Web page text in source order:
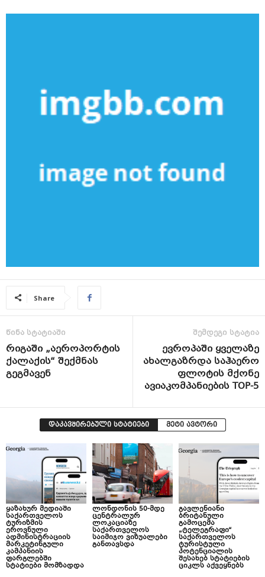
Share
წინა სტატიაში
რიგაში „აეროპორტის
ქალაქის“ შექმნას
გეგმავენ
შემდეგი სტატია
ევროპაში ყველაზე
ახალგაზრდა საჰაერო
ფლოტის მქონე
ავიაკომპანიების TOP-5
დაკავშირებული სტატიები მეტი ავტორი
ყაზახურ მედიაში
საქართველოს
ტურიზმის
ეროვნული
ადმინისტრაციის
მარკეტინგული
კამპანიის
ფარგლებში
სტატიები მომზადდა
ლონდონის 50-მდე
ცენტრალურ
ლოკაციაზე
საქართველოს
საიმიჯო ვიზუალები
განთავსდა
გავლენიანი
ბრიტანული
გამოცემა
„ტელეგრაფი“
საქართველოს
ტურისტული
პოტენციალის
შესახებ სტატიების
ციკლს აქვეყნებს